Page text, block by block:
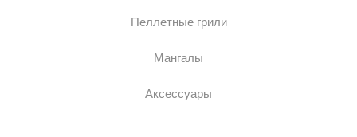
Пеллетные грили
Мангалы
Аксессуары